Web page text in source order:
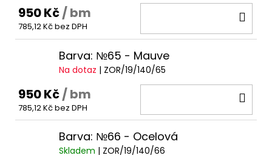
950 Kč/ bm
785,12 Kč bez DPH
Barva: №65 - Mauve
Na dotaz | ZOR/19/140/65
950 Kč/ bm
785,12 Kč bez DPH
Barva: №66 - Ocelová
Skladem | ZOR/19/140/66